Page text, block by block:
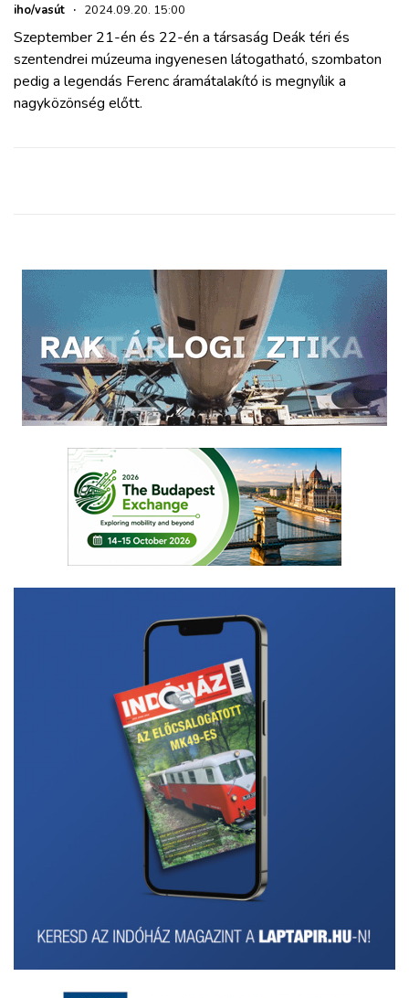
BLOG
ARCHÍVUM
iho/vasút · 2024.09.20. 15:00
Szeptember 21-én és 22-én a társaság Deák téri és
szentendrei múzeuma ingyenesen látogatható, szombaton
pedig a legendás Ferenc áramátalakító is megnyílik a
nagyközönség előtt.